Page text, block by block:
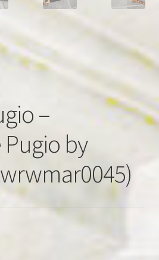
–
by